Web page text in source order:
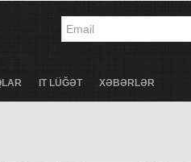
IT LÜĞƏT XƏBƏRLƏR